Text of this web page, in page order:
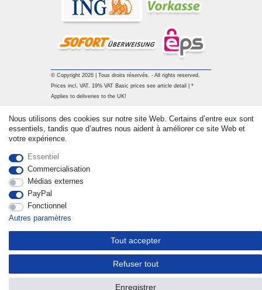
© Copyright 2026 | Tous droits réservés. - All rights reserved.
Prices incl. VAT. 19% VAT Basic prices see article detail | *
Applies to deliveries to the UK!
Nous utilisons des cookies sur notre site Web. Certains d’entre eux sont
essentiels, tandis que d’autres nous aident à améliorer ce site Web et
votre expérience.
Essentiel
Commercialisation
Médias externes
PayPal
Fonctionnel
Autres paramètres
Tout accepter
Refuser tout
Enregistrer
Rétracter le contrat ici Contact